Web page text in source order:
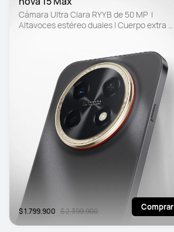
Cámara Ultra Clara RYYB de 50 MP  |
Altavoces estéreo duales | Cuerpo extra
$ 1.799.900 $ 2.399.900 Comprar